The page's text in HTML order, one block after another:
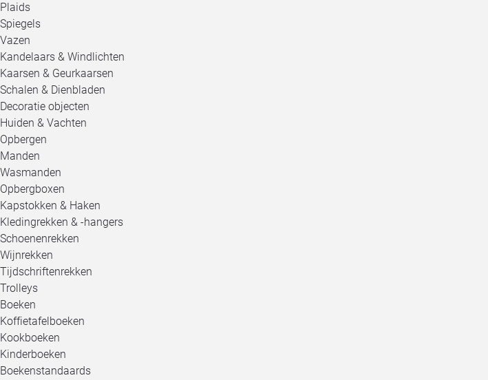
Plaids
Spiegels
Vazen
Kandelaars & Windlichten
Kaarsen & Geurkaarsen
Schalen & Dienbladen
Decoratie objecten
Huiden & Vachten
Opbergen
Manden
Wasmanden
Opbergboxen
Kapstokken & Haken
Kledingrekken & -hangers
Schoenenrekken
Wijnrekken
Tijdschriftenrekken
Trolleys
Boeken
Koffietafelboeken
Kookboeken
Kinderboeken
Boekenstandaards